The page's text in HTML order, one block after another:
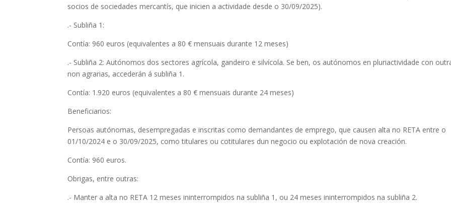
socios de sociedades mercantís, que inicien a actividade desde o 30/09/2025).
.- Subliña 1:
Contía: 960 euros (equivalentes a 80 € mensuais durante 12 meses)
.- Subliña 2: Autónomos dos sectores agrícola, gandeiro e silvícola. Se ben, os autónomos en pluriactividade con
non agrarias, accederán á subliña 1.
Contía: 1.920 euros (equivalentes a 80 € mensuais durante 24 meses)
Beneficiarios:
Persoas autónomas, desempregadas e inscritas como demandantes de emprego, que causen alta no RETA entre o
01/10/2024 e o 30/09/2025, como titulares ou cotitulares dun negocio ou explotación de nova creación.
Contía: 960 euros.
Obrigas, entre outras:
.- Manter a alta no RETA 12 meses ininterrompidos na subliña 1, ou 24 meses ininterrompidos na subliña 2.